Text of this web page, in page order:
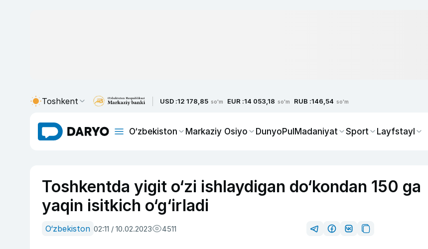
Toshkent USD :12 178,85 so'm EUR :14 053,18 so'm RUB :146,54 so'm
O‘zbekiston Markaziy Osiyo DunyoPulMadaniyat Sport Layfstayl
Toshkentda yigit o‘zi ishlaydigan do‘kondan 150 ga
yaqin isitkich o‘g‘irladi
O‘zbekiston 02:11 / 10.02.2023 4511